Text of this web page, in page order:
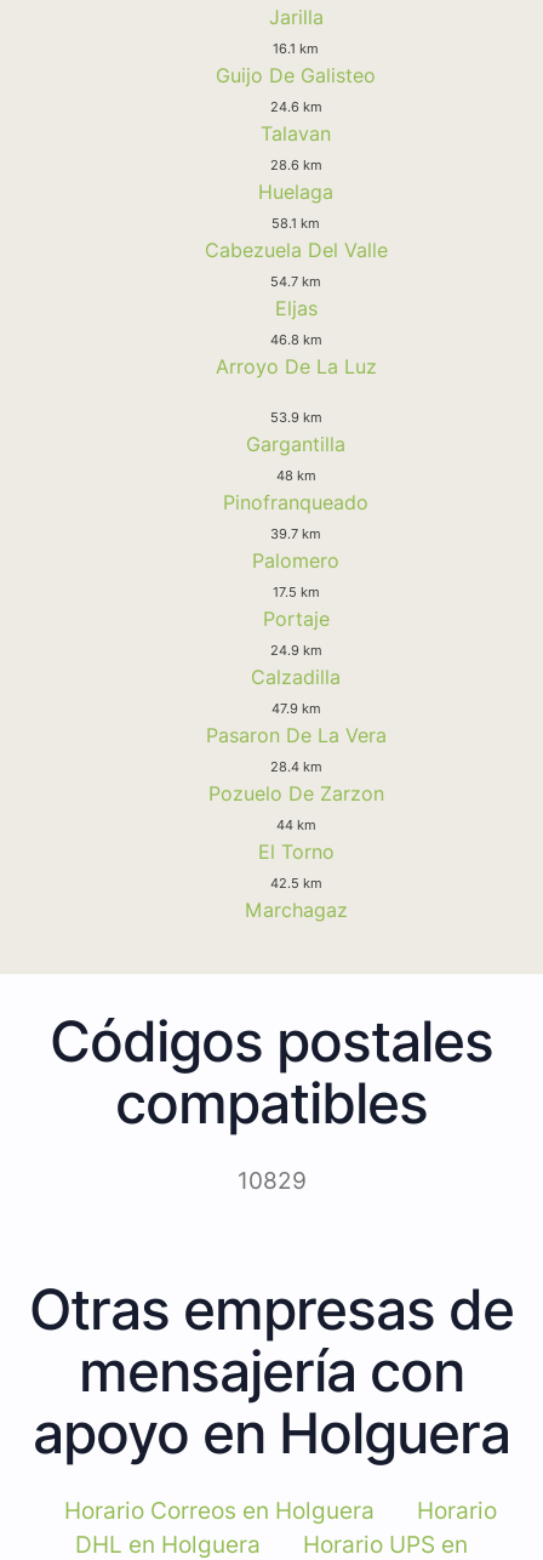
Jarilla
16.1 km
Guijo De Galisteo
24.6 km
Talavan
28.6 km
Huelaga
58.1 km
Cabezuela Del Valle
54.7 km
Eljas
46.8 km
Arroyo De La Luz
53.9 km
Gargantilla
48 km
Pinofranqueado
39.7 km
Palomero
17.5 km
Portaje
24.9 km
Calzadilla
47.9 km
Pasaron De La Vera
28.4 km
Pozuelo De Zarzon
44 km
El Torno
42.5 km
Marchagaz
Códigos postales
compatibles
10829
Otras empresas de
mensajería con
apoyo en Holguera
Horario Correos en Holguera
Horario
DHL en Holguera
Horario UPS en